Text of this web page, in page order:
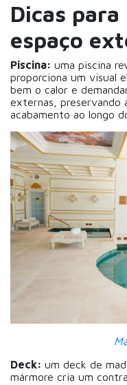
Dicas
espaço
Piscina: uma piscina
proporciona um visual
bem o calor e
externas, preservando
acabamento ao longo
Deck: um deck de
mármore cria um